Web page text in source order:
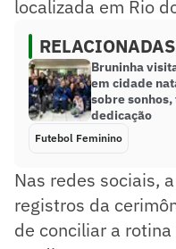
localizada em Rio
RELACIONADAS
Bruninha
em cidade
sobre
dedicação
Futebol Feminino
Nas redes sociais,
registros da
de conciliar a